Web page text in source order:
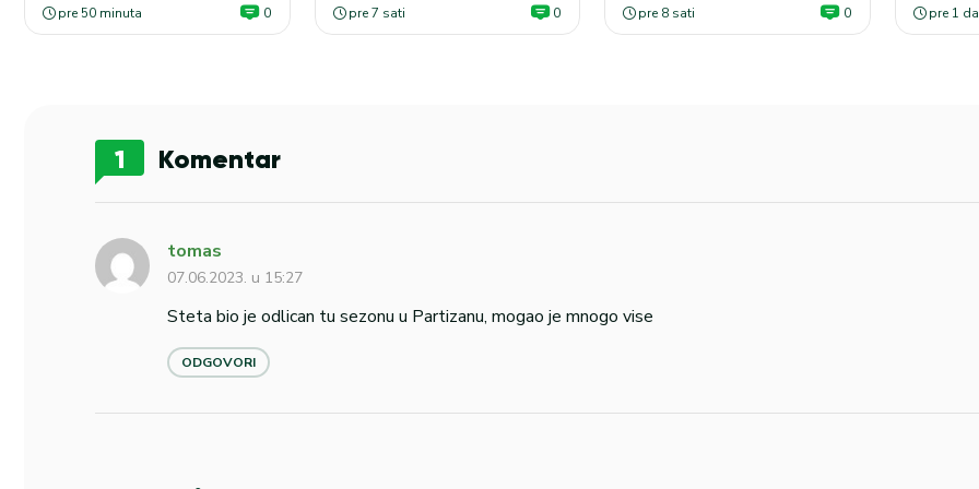
pre 50 minuta 0 pre 7 sati 0 pre 8 sati 0 pre 1
1 Komentar
tomas
07.06.2023. u 15:27
Steta bio je odlican tu sezonu u Partizanu, mogao je mnogo vise
ODGOVORI